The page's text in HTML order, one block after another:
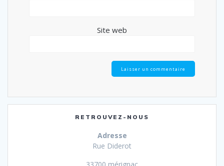
Site web
RETROUVEZ-NOUS
Adresse
Rue Diderot